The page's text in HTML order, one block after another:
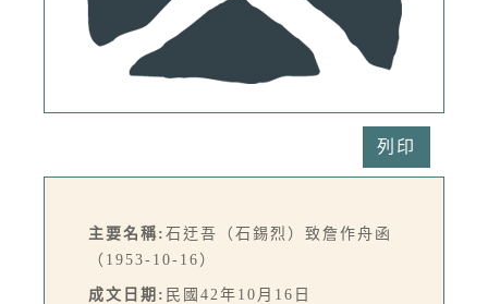
列印
主要名稱: 石迂吾（石錫烈）致詹作舟函
（1953-10-16）
成文日期: 民國42年10月16日